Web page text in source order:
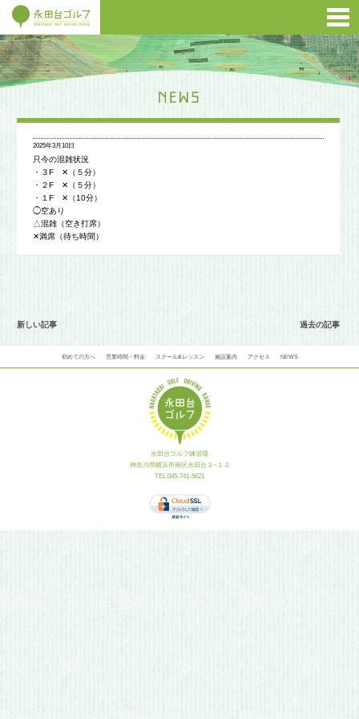
2025年3月10日
只今の混雑状況
・３F ✕（５分）
・２F ✕（５分）
・１F ✕（10分）
◯空あり
△混雑（空き打席）
✕満席（待ち時間）
新しい記事 過去の記事
初めての方へ 営業時間・料金 スクール&レッスン 施設案内 アクセス NEWS
永田台ゴルフ練習場
神奈川県横浜市南区永田台３−１２
TEL.045-741-5621